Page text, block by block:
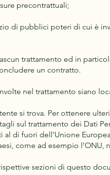
precontrattuali;
di pubblici poteri di cui è
trattamento ed in
un contratto.
nel trattamento siano
si trova. Per ottenere
sul trattamento dei Dati
di fuori dell’Unione
come ad esempio l’ONU,
sezioni di questo